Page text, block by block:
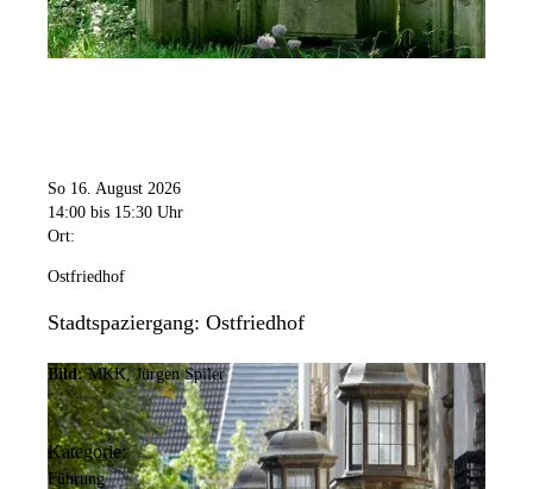
So 16. August 2026
14:00 bis 15:30 Uhr
Ort:
Ostfriedhof
Stadtspaziergang: Ostfriedhof
Bild: MKK, Jürgen Spiler
Kategorie:
Führung